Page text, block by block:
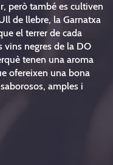
però també es cultiven
de llebre, la Garnatxa
el terrer de cada
negres de la DO
tenen una aroma
ofereixen una bona
amples i